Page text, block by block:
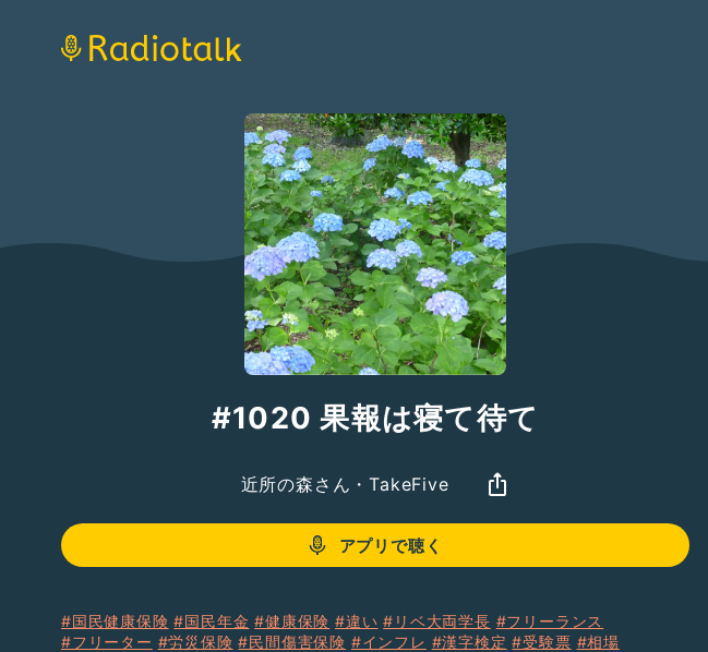
#1020 果報は寝て待て
近所の森さん・TakeFive
アプリで聴く
#国民健康保険 #国民年金 #健康保険 #違い #リベ大両学長 #フリーランス
#フリーター #労災保険 #民間傷害保険 #インフレ #漢字検定 #受験票 #相場